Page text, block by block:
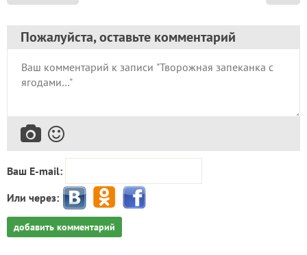
Пожалуйста, оставьте комментарий
Ваш E-mail:
Или через:
добавить комментарий